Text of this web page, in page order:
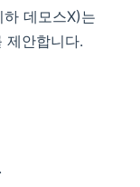
데모스X)는
제안합니다.